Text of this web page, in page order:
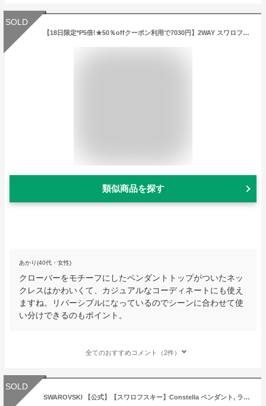
SOLD
【18日限定*P5倍!★50％offクーポン利用で7030円】2WAY スワロフスキー ジルコニア クローバー ネックレス 誕生日 プレゼント リバーシブルネックレス K18ペンダント 花 白蝶貝 黒蝶貝 黒瑪瑙 めのう 上品 四葉 レディース
類似商品を探す
あかり(40代・女性)
クローバーをモチーフにしたペンダントトップがついたネッ
クレスはかわいくて、カジュアルなコーディネートにも使え
ますね。リバーシブルになっているのでシーンに合わせて使
い分けできるのもポイント。
全てのおすすめコメント（2件）
SOLD
SWAROVSKI 【公式】【スワロフスキー】Constella ペンダント, ラウンドカット, パヴェ, ホワイト, ロジウム・プレーティング スワロフスキー アクセサリー・腕時計 ネックレス ホワイト【送料無料】